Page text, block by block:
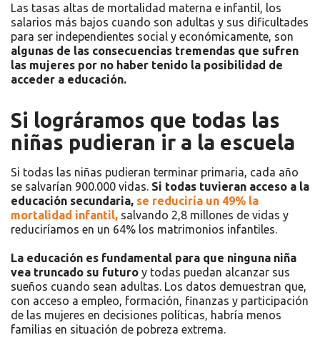
Las tasas altas de mortalidad materna e infantil, los
salarios más bajos cuando son adultas y sus dificultades
para ser independientes social y económicamente, son
algunas de las consecuencias tremendas que sufren
las mujeres por no haber tenido la posibilidad de
acceder a educación.
Si lográramos que todas las
niñas pudieran ir a la escuela
Si todas las niñas pudieran terminar primaria, cada año
se salvarían 900.000 vidas. Si todas tuvieran acceso a la
educación secundaria, se reduciría un 49% la
mortalidad infantil, salvando 2,8 millones de vidas y
reduciríamos en un 64% los matrimonios infantiles.
La educación es fundamental para que ninguna niña
vea truncado su futuro y todas puedan alcanzar sus
sueños cuando sean adultas. Los datos demuestran que,
con acceso a empleo, formación, finanzas y participación
de las mujeres en decisiones políticas, habría menos
familias en situación de pobreza extrema.